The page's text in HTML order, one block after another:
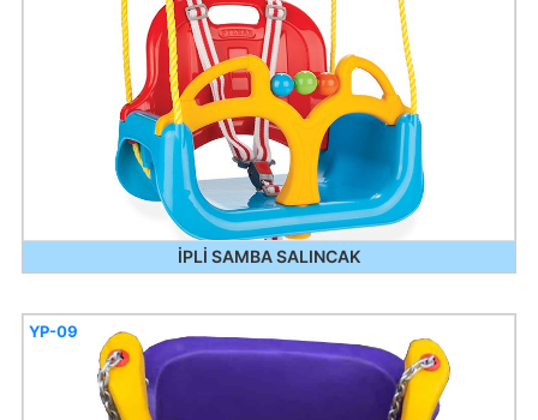
İPLİ SAMBA SALINCAK
YP-09